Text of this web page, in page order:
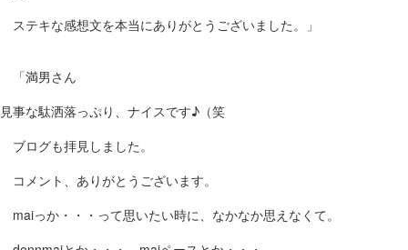
ステキな感想文を本当にありがとうございました。」
「満男さん
見事な駄洒落っぷり、ナイスです♪（笑
ブログも拝見しました。
コメント、ありがとうございます。
maiっか・・・って思いたい時に、なかなか思えなくて。